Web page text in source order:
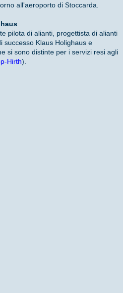
all'aeroporto di Stoccarda.
pilota di alianti, progettista di alianti
successo Klaus Holighaus e
si sono distinte per i servizi resi agli
Hirth).